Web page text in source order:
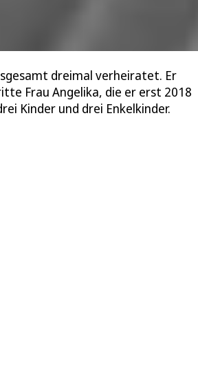
dreimal verheiratet. Er
Frau Angelika, die er erst 2018
Kinder und drei Enkelkinder.